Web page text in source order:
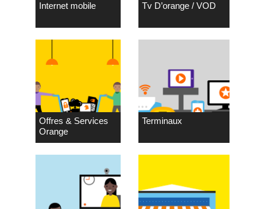
Internet mobile Tv D’orange / VOD
Offres & Services
Orange
Terminaux